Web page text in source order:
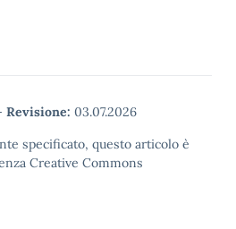
Revisione: 03.07.2026
specificato, questo articolo è
Creative Commons